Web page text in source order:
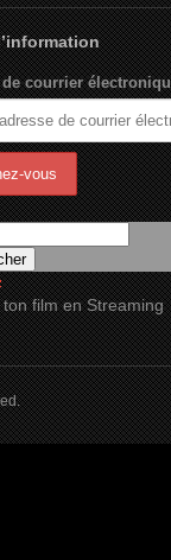
de courrier
film en Streaming